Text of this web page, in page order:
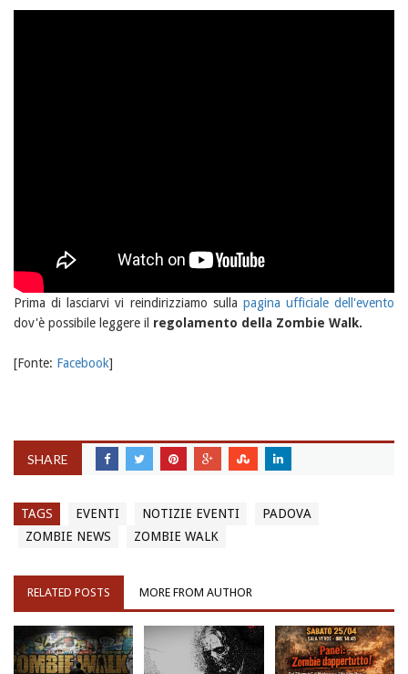
Prima di lasciarvi vi reindirizziamo sulla pagina ufficiale dell'evento
dov'è possibile leggere il regolamento della Zombie Walk.
[Fonte: Facebook]
SHARE
TAGS EVENTI NOTIZIE EVENTI
PADOVA
ZOMBIE NEWS
ZOMBIE WALK
RELATED POSTS MORE FROM AUTHOR